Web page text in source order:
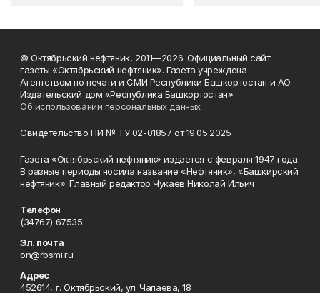
© Октябрьский нефтяник, 2011—2026. Официальный сайт
газеты «Октябрьский нефтяник». Газета учреждена
Агентством по печати и СМИ Республики Башкортостан и АО
Издательский дом «Республика Башкортостан»
Об использовании персональных данных
Свидетельство ПИ № ТУ 02-01857 от 19.05.2025
Газета «Октябрьский нефтяник» издается с февраля 1947 года.
В разные периоды носила название «Нефтяник», «Башкирский
нефтяник». Главный редактор Чукаев Николай Ильич
Телефон
(34767) 67535
Эл. почта
on@rbsmi.ru
Адрес
452614, г. Октябрьский, ул. Чапаева, 18